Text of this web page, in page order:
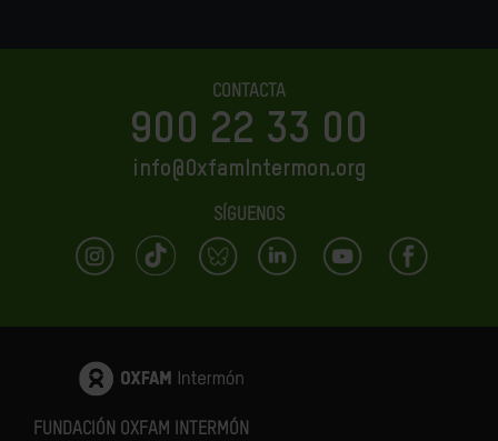
CONTACTA
900 22 33 00
info@OxfamIntermon.org
SÍGUENOS
FUNDACIÓN OXFAM INTERMÓN